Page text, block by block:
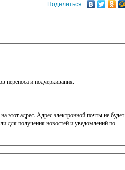
Поделиться
переноса и подчеркивания.
этот адрес. Адрес электронной почты не будет
для получения новостей и уведомлений по